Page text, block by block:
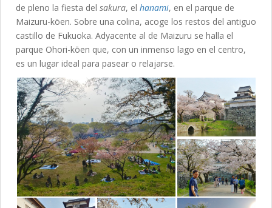
de pleno la fiesta del sakura, el hanami, en el parque de
Maizuru-kōen. Sobre una colina, acoge los restos del antiguo
castillo de Fukuoka. Adyacente al de Maizuru se halla el
parque Ohori-kōen que, con un inmenso lago en el centro,
es un lugar ideal para pasear o relajarse.